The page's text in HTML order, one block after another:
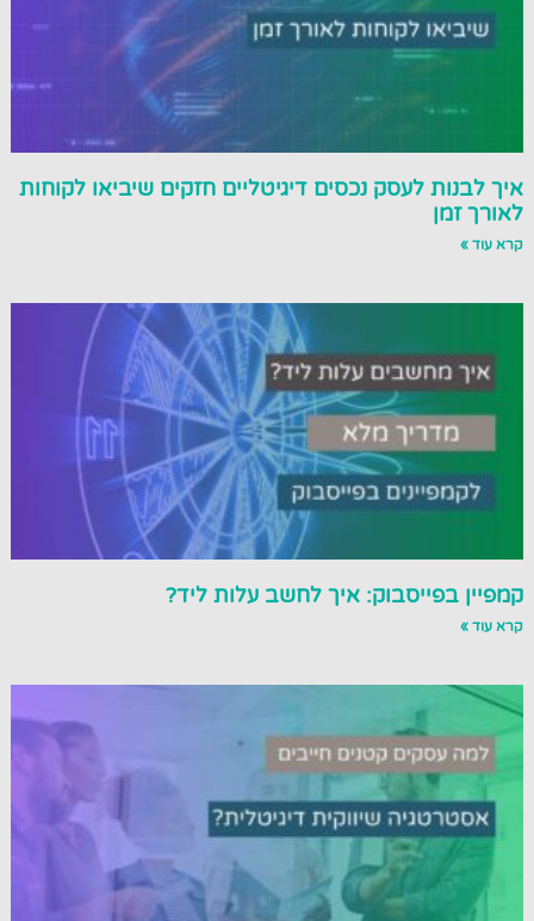
איך לבנות לעסק נכסים דיגיטליים חזקים שיביאו לקוחות
לאורך זמן
קרא עוד »
קמפיין בפייסבוק: איך לחשב עלות ליד?
קרא עוד »